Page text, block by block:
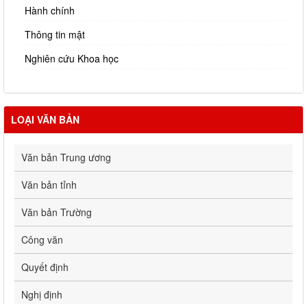
Hành chính
Thông tin mật
Nghiên cứu Khoa học
LOẠI VĂN BẢN
Văn bản Trung ương
Văn bản tỉnh
Văn bản Trường
Công văn
Quyết định
Nghị định